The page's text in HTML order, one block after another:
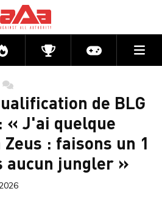
Directs CompétitionsActu jeux
commentaires
de BLG
« J'ai quelque
: faisons un 1
aucun jungler »